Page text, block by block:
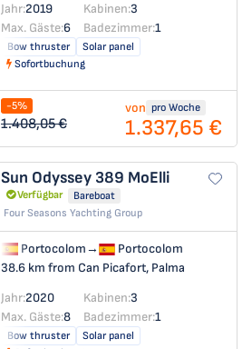
Jahr:2019 Kabinen:3
Max. Gäste:6 Badezimmer:1
Bow thruster
Solar panel
Sofortbuchung
-5%
1.408,05 €
von pro Woche
1.337,65 €
Sun Odyssey 389 MoElli
Verfügbar
Bareboat
Four Seasons Yachting Group
Portocolom→
Portocolom
38.6 km from Can Picafort, Palma
Jahr:2020 Kabinen:3
Max. Gäste:8 Badezimmer:1
Bow thruster
Solar panel